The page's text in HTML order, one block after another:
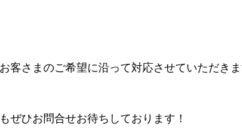
客さまのご希望に沿って対応させていただき
ぜひお問合せお待ちしております！